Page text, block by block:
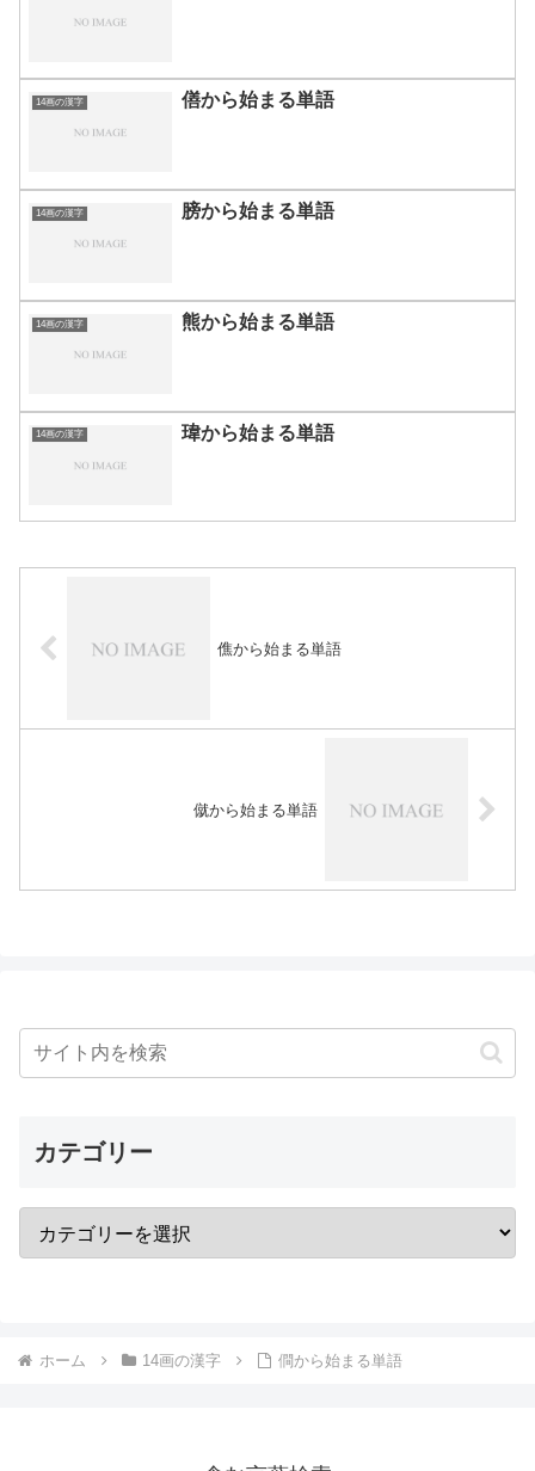
14画の漢字 僐から始まる単語
14画の漢字 膀から始まる単語
14画の漢字 熊から始まる単語
14画の漢字 瑋から始まる単語
僬から始まる単語
僦から始まる単語
カテゴリー
ホーム 14画の漢字 僴から始まる単語